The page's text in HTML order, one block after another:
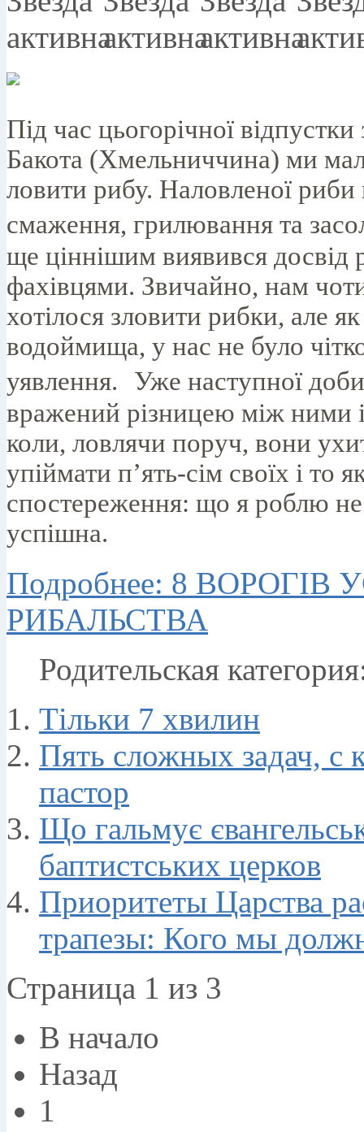
Під час цьогорічної
Бакота (Хмельниччина) ми
ловити рибу. Наловленої
смаження, грилювання та
ще ціннішим виявився досвід
фахівцями. Звичайно, нам
хотілося зловити рибки, але
водоймища, у нас не було
уявлення. Уже наступної
вражений різницею між ними
коли, ловлячи поруч, вони
упіймати п’ять-сім своїх і то
спостереження: що я роблю
успішна.
Подробнее: 8
РИБАЛЬСТВА
Родительская
Тільки 7 хвилин
Пять сложных задач, с
пастор
Що гальмує
баптистських церков
Приоритеты Царства
трапeзы: Кого мы
Страница 1 из 3
В начало
Назад
1